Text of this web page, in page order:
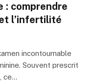
: comprendre
l’infertilité
incontournable
Souvent prescrit
ce…